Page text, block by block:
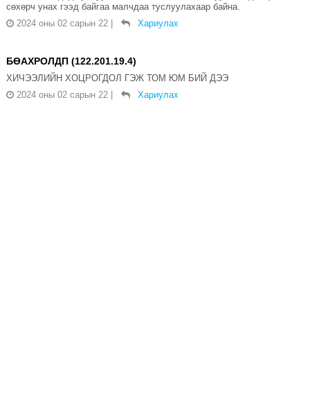
сөхөрч унах гээд байгаа малчдаа туслуулахаар байна.
2024 оны 02 сарын 22 | Хариулах
БӨАХРОЛДП (122.201.19.4)
ХИЧЭЭЛИЙН ХОЦРОГДОЛ ГЭЖ ТОМ ЮМ БИЙ ДЭЭ
2024 оны 02 сарын 22 | Хариулах